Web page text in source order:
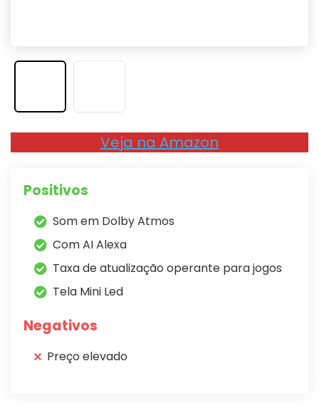
Veja na Amazon
Positivos
Som em Dolby Atmos
Com AI Alexa
Taxa de atualização operante para jogos
Tela Mini Led
Negativos
Preço elevado